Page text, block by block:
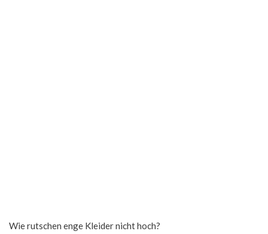
Wie rutschen enge Kleider nicht hoch?